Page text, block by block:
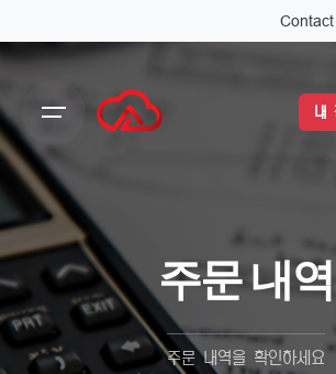
내
주문 내역
주문 내역을 확인하세요